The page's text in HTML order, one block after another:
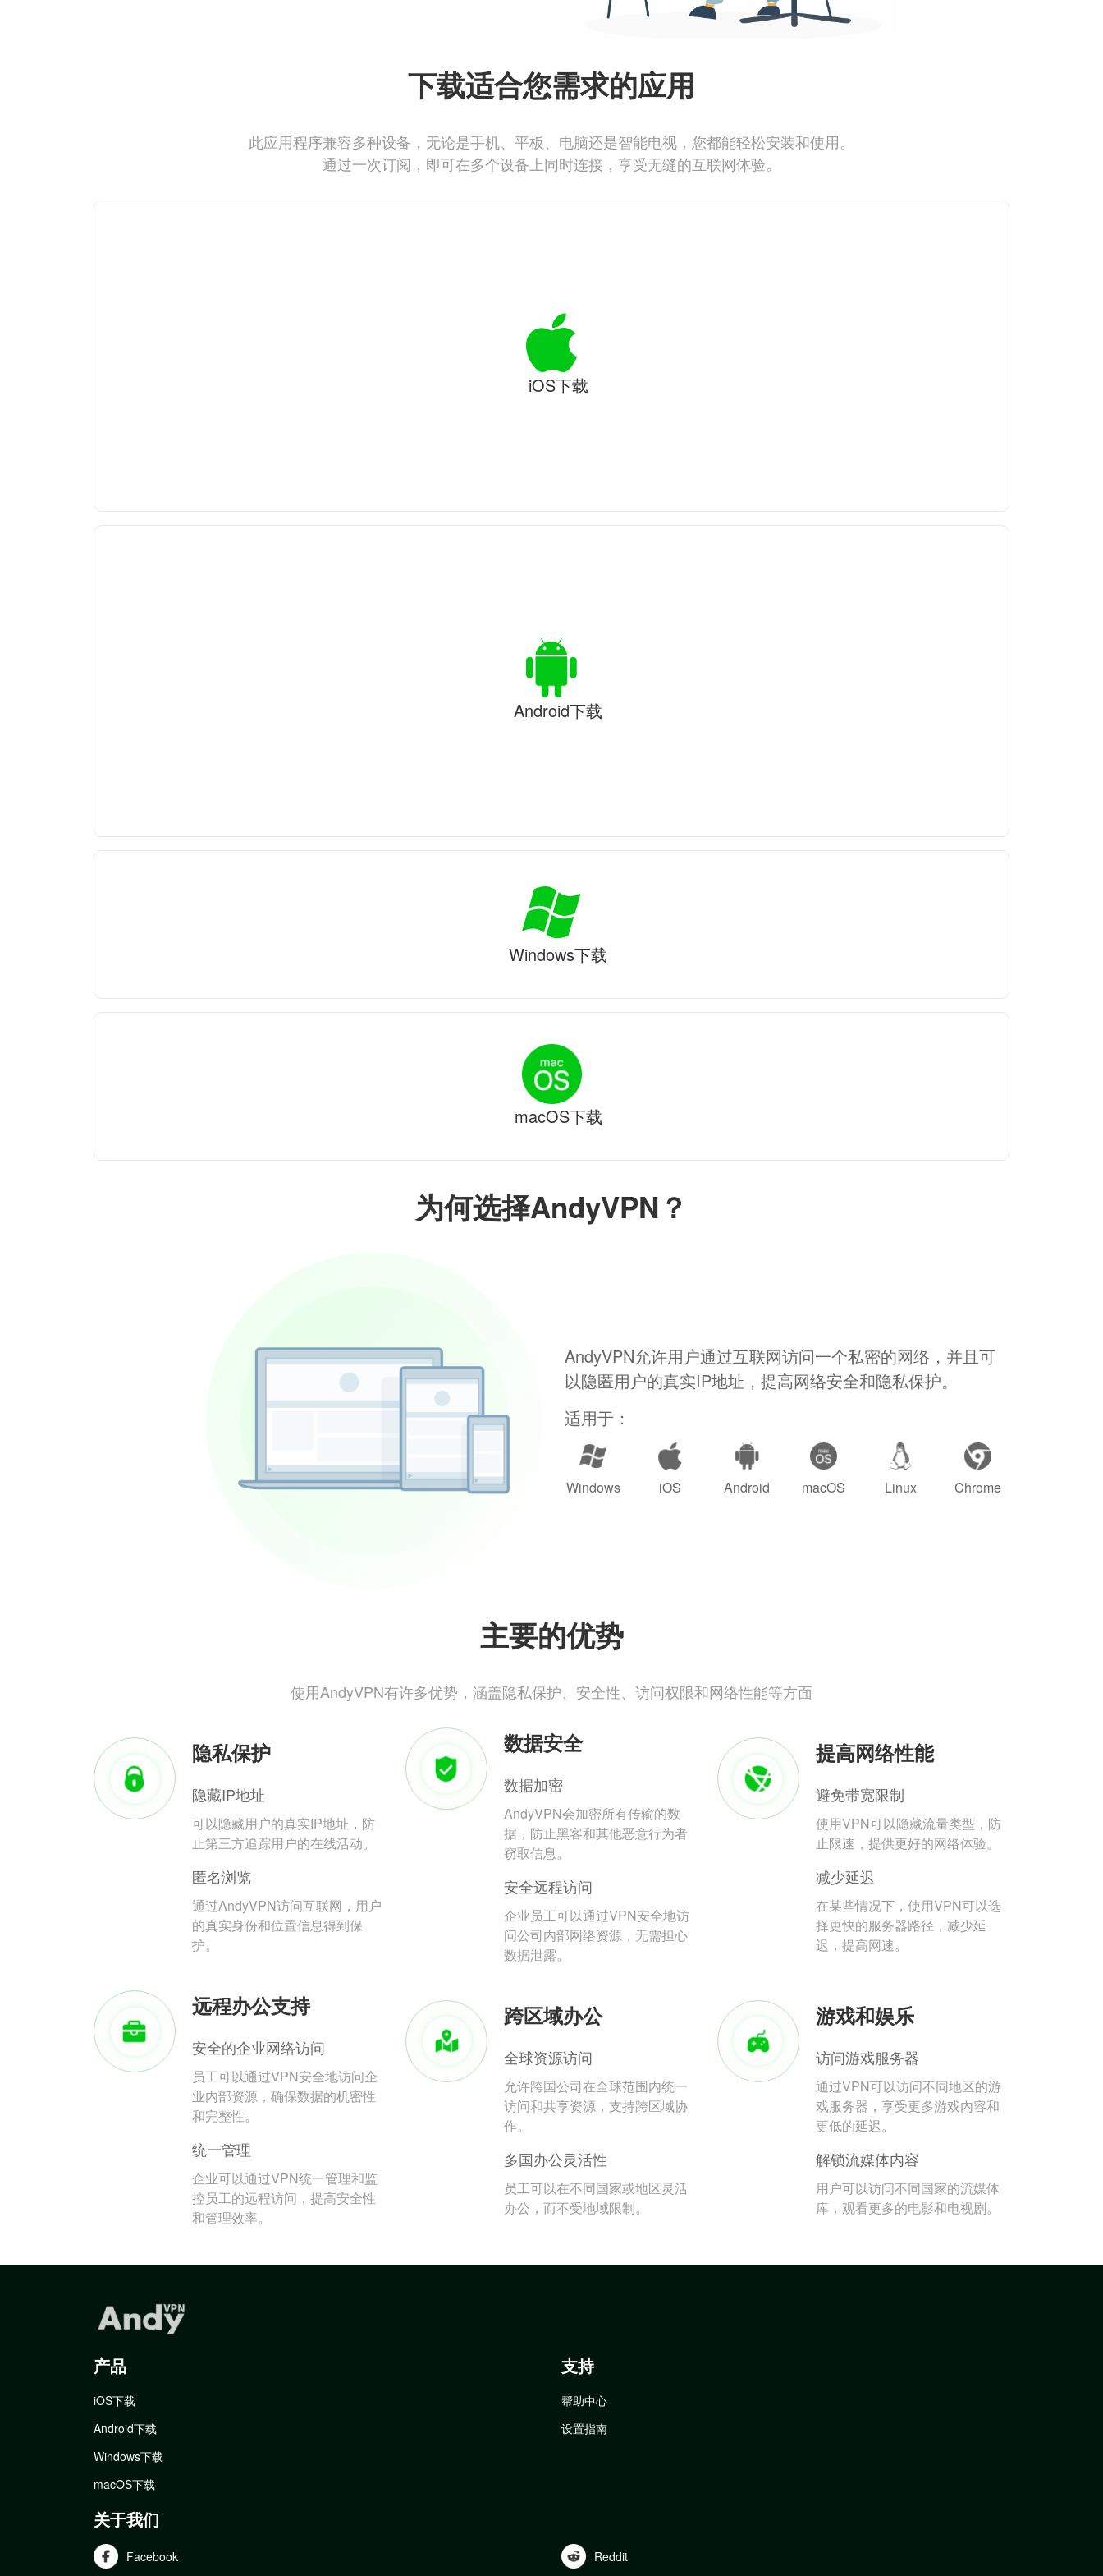
为何选择AndyVPN？
AndyVPN允许用户通过互联网访问一个私密的网络，并且可
以隐匿用户的真实IP地址，提高网络安全和隐私保护。
适用于：
Windows iOS Android macOS Linux Chrome
主要的优势
使用AndyVPN有许多优势，涵盖隐私保护、安全性、访问权限和网络性能等方面
隐私保护
隐藏IP地址
可以隐藏用户的真实IP地址，防
止第三方追踪用户的在线活动。
匿名浏览
通过AndyVPN访问互联网，用户
的真实身份和位置信息得到保
护。
数据安全
数据加密
AndyVPN会加密所有传输的数
据，防止黑客和其他恶意行为者
窃取信息。
安全远程访问
企业员工可以通过VPN安全地访
问公司内部网络资源，无需担心
数据泄露。
提高网络性能
避免带宽限制
使用VPN可以隐藏流量类型，防
止限速，提供更好的网络体验。
减少延迟
在某些情况下，使用VPN可以选
择更快的服务器路径，减少延
迟，提高网速。
远程办公支持
安全的企业网络访问
员工可以通过VPN安全地访问企
业内部资源，确保数据的机密性
和完整性。
统一管理
企业可以通过VPN统一管理和监
控员工的远程访问，提高安全性
和管理效率。
跨区域办公
全球资源访问
允许跨国公司在全球范围内统一
访问和共享资源，支持跨区域协
作。
多国办公灵活性
员工可以在不同国家或地区灵活
办公，而不受地域限制。
游戏和娱乐
访问游戏服务器
通过VPN可以访问不同地区的游
戏服务器，享受更多游戏内容和
更低的延迟。
解锁流媒体内容
用户可以访问不同国家的流媒体
库，观看更多的电影和电视剧。
下载适合您需求的应用
此应用程序兼容多种设备，无论是手机、平板、电脑还是智能电视，您都能轻松安装和使用。
通过一次订阅，即可在多个设备上同时连接，享受无缝的互联网体验。
iOS下载
Android下载
Windows下载
macOS下载
产品
iOS下载
Android下载
Windows下载
macOS下载
支持
帮助中心
设置指南
关于我们
Facebook Reddit